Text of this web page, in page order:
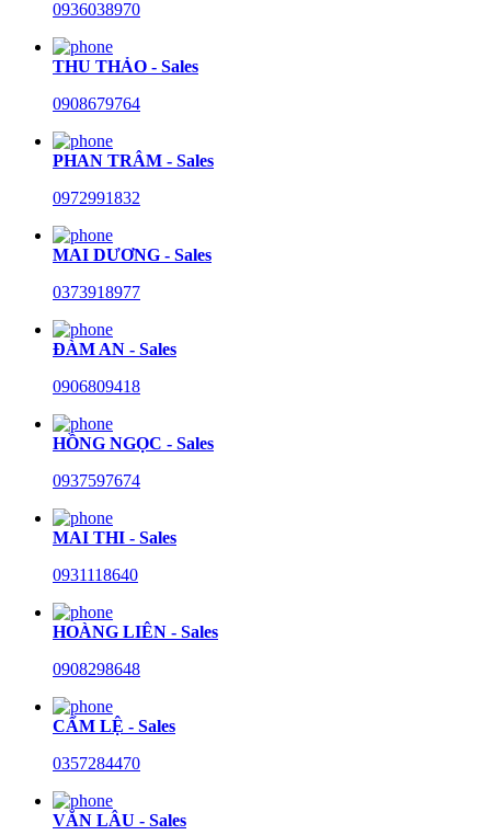
0936038970
THU THẢO - Sales
0908679764
PHAN TRÂM - Sales
0972991832
MAI DƯƠNG - Sales
0373918977
ĐÀM AN - Sales
0906809418
HỒNG NGỌC - Sales
0937597674
MAI THI - Sales
0931118640
HOÀNG LIÊN - Sales
0908298648
CẨM LỆ - Sales
0357284470
VĂN LÂU - Sales